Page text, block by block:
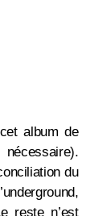
album de
du
reste n’est